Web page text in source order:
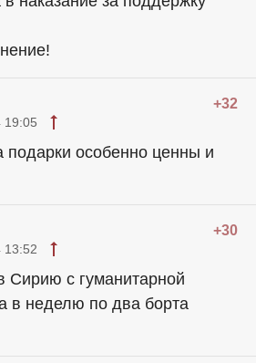
+32
19:05
подарки особенно ценны и
+30
13:52
Сирию с гуманитарной
в неделю по два борта